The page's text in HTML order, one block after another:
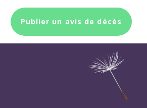
Publier un avis de décès